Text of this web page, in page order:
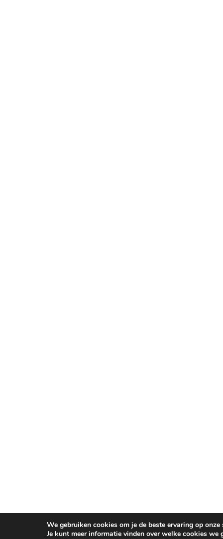
We gebruiken cookies om je de beste ervaring op onze
Je kunt meer informatie vinden over welke cookies